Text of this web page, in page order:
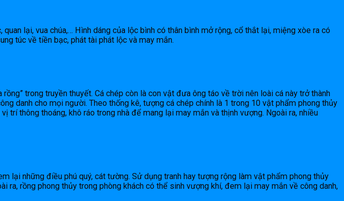
lại, vua chúa,… Hình dáng của lộc bình có thân bình mở rộng, cổ thắt lại, miệng xòe ra có
túc về tiền bạc, phát tài phát lộc và may mắn.
trong truyền thuyết. Cá chép còn là con vật đưa ông táo về trời nên loài cá này trở thành
danh cho mọi người. Theo thống kê, tượng cá chép chính là 1 trong 10 vật phẩm phong thủy
thông thoáng, khô ráo trong nhà để mang lại may mắn và thịnh vượng. Ngoài ra, nhiều
lại những điều phú quý, cát tường. Sử dụng tranh hay tượng rộng làm vật phẩm phong thủy
rồng phong thủy trong phòng khách có thể sinh vượng khí, đem lại may mắn về công danh,